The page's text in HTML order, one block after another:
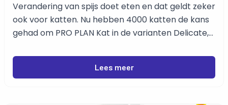
Verandering van spijs doet eten en dat geldt zeker
ook voor katten. Nu hebben 4000 katten de kans
gehad om PRO PLAN Kat in de varianten Delicate,
de test kunnen wij constateren dat PRO PLAN Kat
zeer gewaardeerd werd.Lees meer